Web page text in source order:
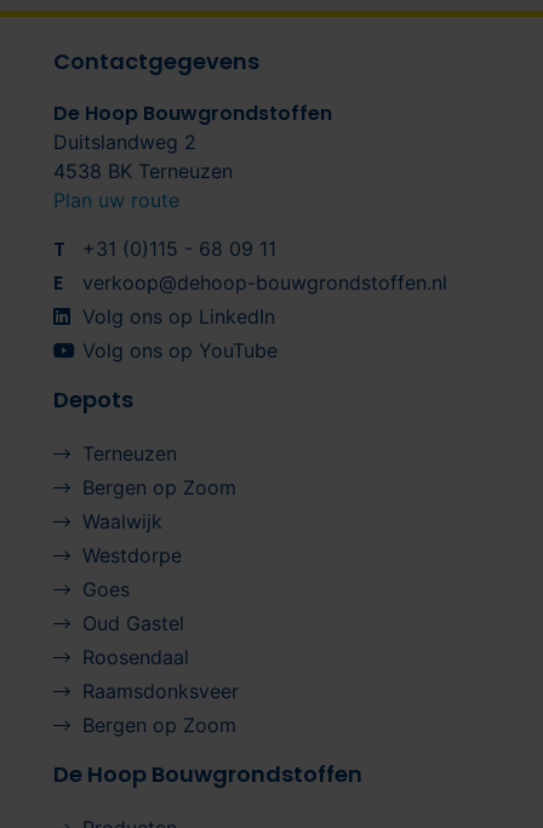
Contactgegevens
De Hoop Bouwgrondstoffen
Duitslandweg 2
4538 BK Terneuzen
Plan uw route
T +31 (0)115 - 68 09 11
E
verkoop@dehoop-bouwgrondstoffen.nl
Volg ons op LinkedIn
Volg ons op YouTube
Depots
Terneuzen
Bergen op Zoom
Waalwijk
Westdorpe
Goes
Oud Gastel
Roosendaal
Raamsdonksveer
Bergen op Zoom
De Hoop Bouwgrondstoffen